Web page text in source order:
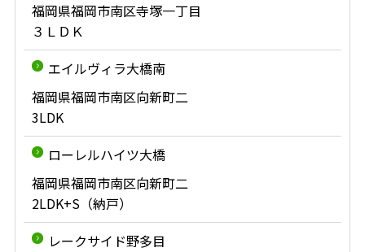
福岡県福岡市南区寺塚一丁目
３ＬＤＫ
エイルヴィラ大橋南
福岡県福岡市南区向新町二
3LDK
ローレルハイツ大橋
福岡県福岡市南区向新町二
2LDK+S（納戸）
レークサイド野多目